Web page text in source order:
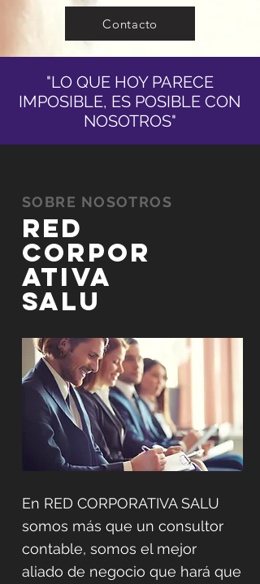
Contacto
"LO QUE HOY PARECE
IMPOSIBLE, ES POSIBLE CON
NOSOTROS"
SOBRE NOSOTROS
red
corPOR
ATIVA
SALU
En RED CORPORATIVA SALU
somos más que un consultor
contable, somos el mejor
aliado de negocio que hará que